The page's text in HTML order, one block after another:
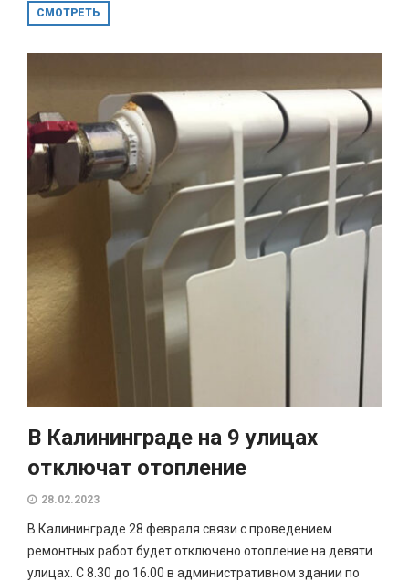
СМОТРЕТЬ
В Калининграде на 9 улицах
отключат отопление
28.02.2023
В Калининграде 28 февраля связи с проведением
ремонтных работ будет отключено отопление на девяти
улицах. С 8.30 до 16.00 в административном здании по